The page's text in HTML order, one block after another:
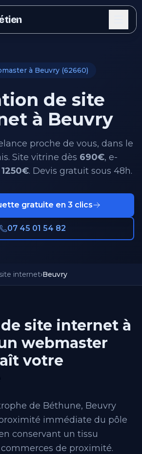
à Beuvry (62660)
de site
à Beuvry
proche de vous, dans le
Site vitrine dès 690€, e-
1250€. Devis gratuit sous 48h.
gratuite en 3 clics
07 45 01 54 82
internet›Beuvry
site internet à
webmaster
votre
de Béthune, Beuvry
immédiate du pôle
conservant un tissu
de proximité.